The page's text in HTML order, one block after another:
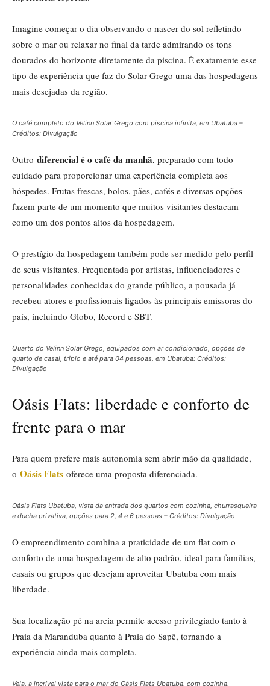
Imagine começar o dia observando o nascer do sol refletindo
sobre o mar ou relaxar no final da tarde admirando os tons
dourados do horizonte diretamente da piscina. É exatamente esse
tipo de experiência que faz do Solar Grego uma das hospedagens
mais desejadas da região.
O café completo do Velinn Solar Grego com piscina infinita, em Ubatuba –
Créditos: Divulgação
Outro diferencial é o café da manhã, preparado com todo
cuidado para proporcionar uma experiência completa aos
hóspedes. Frutas frescas, bolos, pães, cafés e diversas opções
fazem parte de um momento que muitos visitantes destacam
como um dos pontos altos da hospedagem.
O prestígio da hospedagem também pode ser medido pelo perfil
de seus visitantes. Frequentada por artistas, influenciadores e
personalidades conhecidas do grande público, a pousada já
recebeu atores e profissionais ligados às principais emissoras do
país, incluindo Globo, Record e SBT.
Quarto do Velinn Solar Grego, equipados com ar condicionado, opções de
quarto de casal, triplo e até para 04 pessoas, em Ubatuba: Créditos:
Divulgação
Oásis Flats: liberdade e conforto de
frente para o mar
Para quem prefere mais autonomia sem abrir mão da qualidade,
o Oásis Flats oferece uma proposta diferenciada.
Oásis Flats Ubatuba, vista da entrada dos quartos com cozinha, churrasqueira
e ducha privativa, opções para 2, 4 e 6 pessoas – Créditos: Divulgação
O empreendimento combina a praticidade de um flat com o
conforto de uma hospedagem de alto padrão, ideal para famílias,
casais ou grupos que desejam aproveitar Ubatuba com mais
liberdade.
Sua localização pé na areia permite acesso privilegiado tanto à
Praia da Maranduba quanto à Praia do Sapê, tornando a
experiência ainda mais completa.
Veja, a incrível vista para o mar do Oásis Flats Ubatuba, com cozinha,